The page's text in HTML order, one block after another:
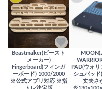
Beastmaker(ビースト
メーカー)
Fingerboard(フィンガ
ーボード) 1000/2000
※公式アプリ対応 ※指
MOON(
PAD(ウォ
シュパッ
丈夫さ